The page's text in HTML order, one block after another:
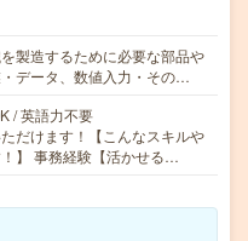
製造するために必要な部品や
データ、数値入力・その…
/ 英語力不要
だけます！【こんなスキルや
】 事務経験【活かせる…